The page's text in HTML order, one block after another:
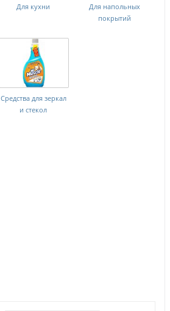
Для кухни
Для напольных
покрытий
Средства для зеркал
и стекол